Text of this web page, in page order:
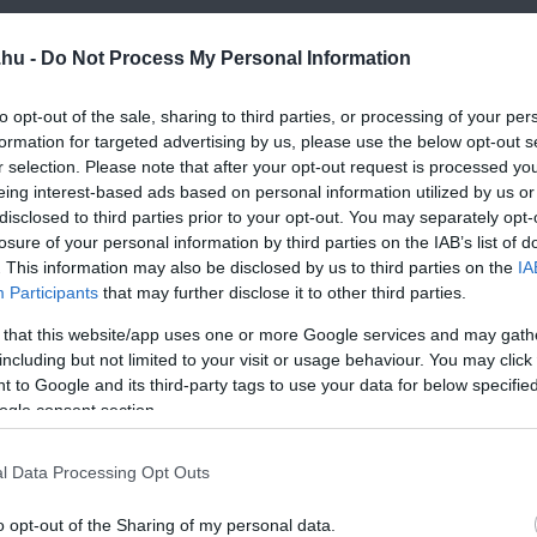
- Do Not Process My Personal Information
opt-out of the sale, sharing to third parties, or processing of your
for targeted advertising by us, please use the below opt-out
selection. Please note that after your opt-out request is processed
interest-based ads based on personal information utilized by us
to third parties prior to your opt-out. You may separately
of your personal information by third parties on the IAB’s list of
This information may also be disclosed by us to third parties on the
Participants that may further disclose it to other third parties.
that this website/app uses one or more Google services and may
but not limited to your visit or usage behaviour. You may
to Google and its third-party tags to use your data for below
consent section.
Data Processing Opt Outs
opt-out of the Sharing of my personal data.
Victory" nevű hajó, amely 140 méter hosszú és 28 méter
és 2019-ben adták át a norvég milliárdos, Kjell Inge
106 fős legénységnek van helye. Az Ocean Victory luxus
nevű hajó, amelyet az ausztrál Ken Warby épített és
el a világcsúcsot, és 511,11 km/h sebességgel haladt a
Azóta nem született olyan katamarán, amely megdöntötte
leggyorsabb katamaránja. Azonban fontos megjegyezni,
versenyhajó, amely nem alkalmas a kereskedelmi vagy